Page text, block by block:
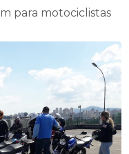
para motociclistas